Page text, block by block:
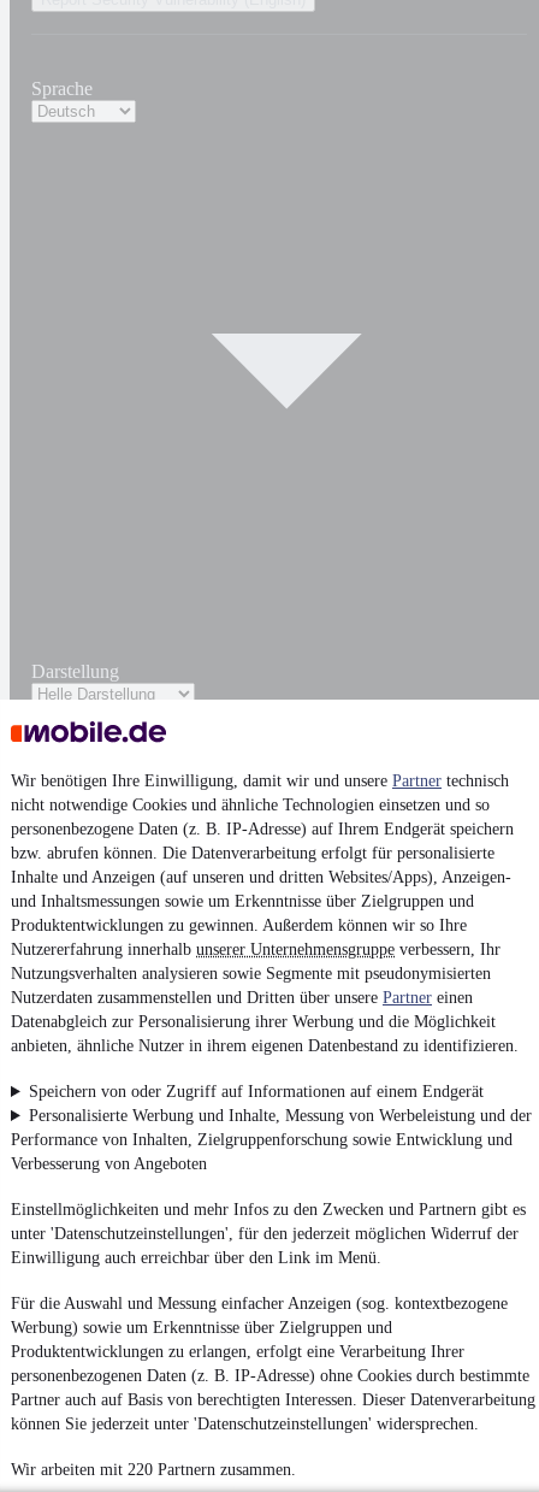
Wir benötigen Ihre Einwilligung, damit wir und unsere Partner technisch
nicht notwendige Cookies und ähnliche Technologien einsetzen und so
personenbezogene Daten (z. B. IP-Adresse) auf Ihrem Endgerät speichern
bzw. abrufen können. Die Datenverarbeitung erfolgt für personalisierte
Inhalte und Anzeigen (auf unseren und dritten Websites/Apps), Anzeigen-
und Inhaltsmessungen sowie um Erkenntnisse über Zielgruppen und
Produktentwicklungen zu gewinnen. Außerdem können wir so Ihre
Nutzererfahrung innerhalb unserer Unternehmensgruppe verbessern, Ihr
Nutzungsverhalten analysieren sowie Segmente mit pseudonymisierten
Nutzerdaten zusammenstellen und Dritten über unsere Partner einen
Datenabgleich zur Personalisierung ihrer Werbung und die Möglichkeit
anbieten, ähnliche Nutzer in ihrem eigenen Datenbestand zu identifizieren.
Speichern von oder Zugriff auf Informationen auf einem Endgerät
Personalisierte Werbung und Inhalte, Messung von Werbeleistung und der
Performance von Inhalten, Zielgruppenforschung sowie Entwicklung und
Verbesserung von Angeboten
Einstellmöglichkeiten und mehr Infos zu den Zwecken und Partnern gibt es
unter 'Datenschutzeinstellungen', für den jederzeit möglichen Widerruf der
Einwilligung auch erreichbar über den Link im Menü.
Für die Auswahl und Messung einfacher Anzeigen (sog. kontextbezogene
Werbung) sowie um Erkenntnisse über Zielgruppen und
Produktentwicklungen zu erlangen, erfolgt eine Verarbeitung Ihrer
personenbezogenen Daten (z. B. IP-Adresse) ohne Cookies durch bestimmte
Partner auch auf Basis von berechtigten Interessen. Dieser Datenverarbeitung
können Sie jederzeit unter 'Datenschutzeinstellungen' widersprechen.
Wir arbeiten mit 220 Partnern zusammen.
Sprache
Darstellung